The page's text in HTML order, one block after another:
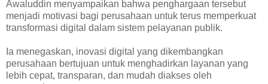
Awaluddin menyampaikan bahwa penghargaan tersebut
menjadi motivasi bagi perusahaan untuk terus memperkuat
transformasi digital dalam sistem pelayanan publik.
Ia menegaskan, inovasi digital yang dikembangkan
perusahaan bertujuan untuk menghadirkan layanan yang
lebih cepat, transparan, dan mudah diakses oleh